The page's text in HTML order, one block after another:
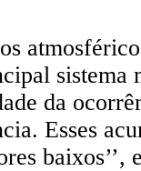
sistema
da
Esses